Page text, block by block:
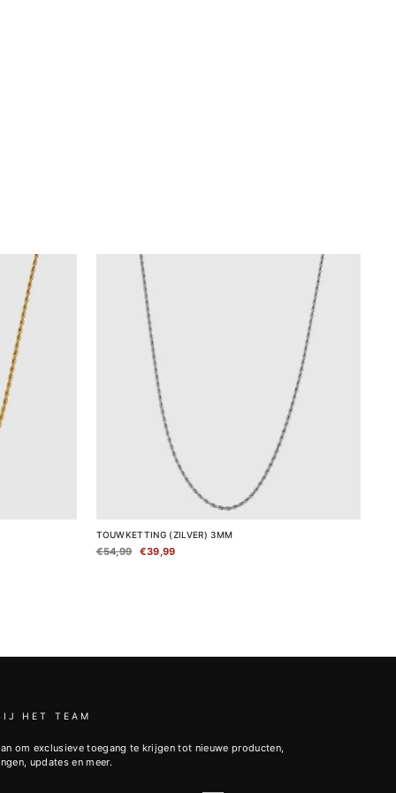
TOUWKETTING (ZILVER) 3MM
Normale
€54,99 Verkoopprijs
€39,99
HET TEAM
om exclusieve toegang te krijgen tot nieuwe producten,
updates en meer.